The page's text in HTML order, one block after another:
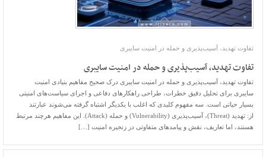
تفاوت تهدید، آسیب‌پذیری و حمله در امنیت سایبری
تفاوت تهدید، آسیب‌پذیری و حمله در امنیت سایبری
تفاوت تهدید، آسیب‌پذیری و حمله در امنیت سایبری درک صحیح مفاهیم بنیادی امنیت
سایبری برای تحلیل دقیق خطرات، طراحی راهکارهای دفاعی و اجرای سیاست‌های امنیتی
بسیار حیاتی است. سه مفهوم کلیدی که اغلب با یکدیگر اشتباه گرفته می‌شوند عبارتند
از: تهدید (Threat)، آسیب‌پذیری (Vulnerability) و حمله (Attack). این مفاهیم هرچند مرتبط
هستند، اما تعاریف، نقش و پیامدهای متفاوتی در زنجیره امنیت […]